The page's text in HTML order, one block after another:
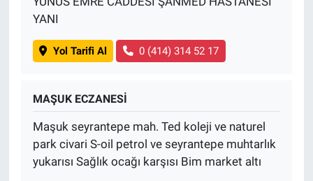
YANI
Yol Tarifi Al 0 (414) 314 52 17
MAŞUK ECZANESİ
Maşuk seyrantepe mah. Ted koleji ve naturel
park civari S-oil petrol ve seyrantepe muhtarlık
yukarısı Sağlık ocağı karşısı Bim market altı